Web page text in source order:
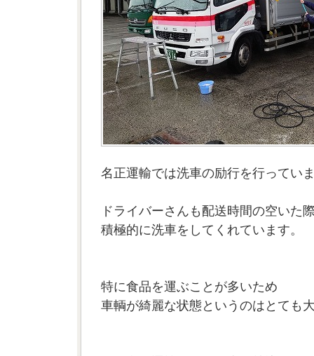
名正運輸では洗車の励行を行ってい
ドライバーさんも配送時間の空いた
積極的に洗車をしてくれています。
特に食品を運ぶことが多いため
車輌が綺麗な状態というのはとても